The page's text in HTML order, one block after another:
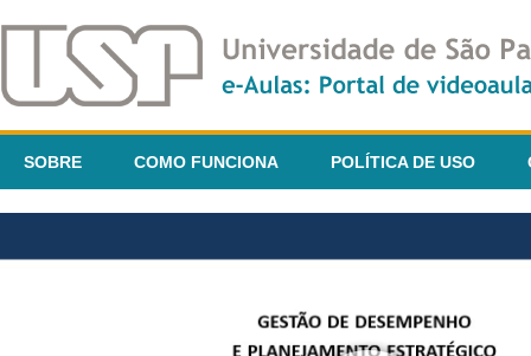
SOBRE COMO FUNCIONA POLÍTICA DE USO